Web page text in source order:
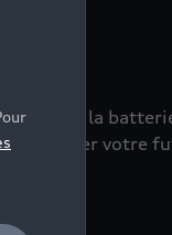
de la
et trouver votre